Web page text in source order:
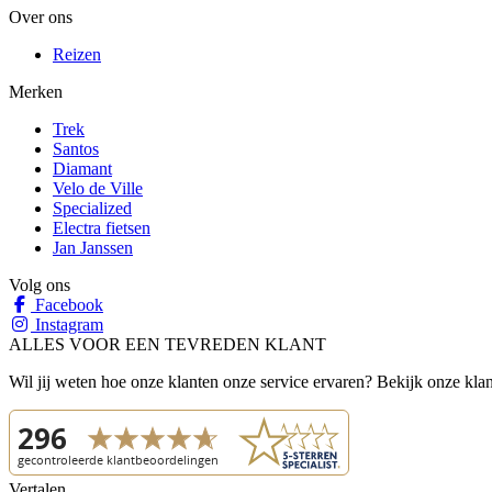
Over ons
Reizen
Merken
Trek
Santos
Diamant
Velo de Ville
Specialized
Electra fietsen
Jan Janssen
Volg ons
Facebook
Instagram
ALLES VOOR EEN TEVREDEN KLANT
Wil jij weten hoe onze klanten onze service ervaren? Bekijk onze